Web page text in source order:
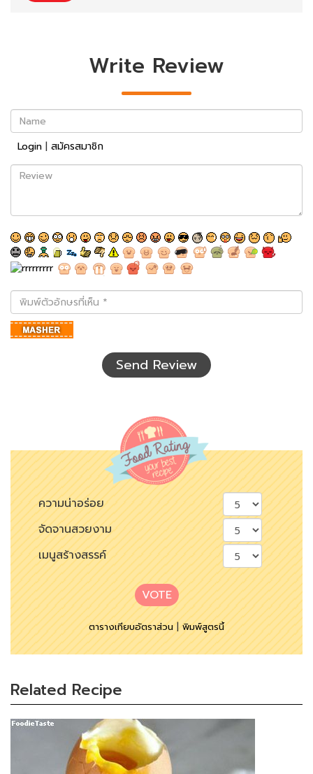
Write Review
Name
Login | สมัครสมาชิก
Review
พิมพ์
ตัว
อักษร
ที่
Send Review
ความน่าอร่อย
จัดจานสวยงาม
เมนูสร้างสรรค์
VOTE
ตารางเทียบอัตราส่วน|พิมพ์สูตรนี้
Related Recipe